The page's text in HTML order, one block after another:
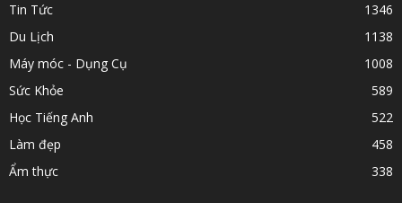
Tin Tức
1346
Du Lịch
1138
Máy móc - Dụng Cụ
1008
Sức Khỏe
589
Học Tiếng Anh
522
Làm đẹp
458
Ẩm thực
338